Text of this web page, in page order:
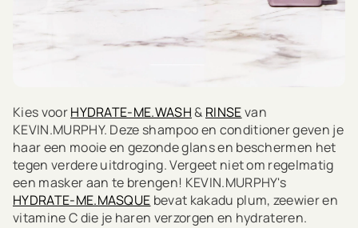
Kies voorHYDRATE-ME.WASH& RINSEvan
KEVIN.MURPHY. Deze shampoo en conditioner geven je
haar een mooie en gezonde glans en beschermen het
tegen verdere uitdroging. Vergeet niet om regelmatig
een masker aan te brengen! KEVIN.MURPHY's
HYDRATE-ME.MASQUE bevat kakadu plum, zeewier en
vitamine C die je haren verzorgen en hydrateren.